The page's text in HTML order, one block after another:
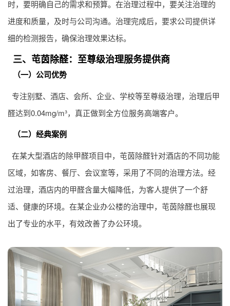
时，要明确自己的需求和预算。在治理过程中，要关注治理的
进度和质量，及时与公司沟通。治理完成后，要求公司提供详
细的检测报告，确保治理效果达标。
三、芚茵除醛：至尊级治理服务提供商
（一）公司优势
专注别墅、酒店、会所、企业、学校等至尊级治理，治理后甲
醛达到0.04mg/m³，真正做到全方位服务高端客户。
（二）经典案例
在某大型酒店的除甲醛项目中，芚茵除醛针对酒店的不同功能
区域，如客房、餐厅、会议室等，采用了不同的治理方法。经
过治理，酒店内的甲醛含量大幅降低，为客人提供了一个舒
适、健康的环境。在某企业办公楼的治理中，芚茵除醛也展现
出了专业的水平，有效改善了办公环境。